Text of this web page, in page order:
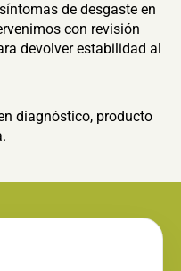
de desgaste en
con revisión
devolver estabilidad al
diagnóstico, producto